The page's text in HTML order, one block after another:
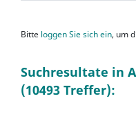
Bitte loggen Sie sich ein, um
Suchresultate in
(10493 Treffer):